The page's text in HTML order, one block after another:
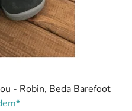
- Robin, Beda Barefoot